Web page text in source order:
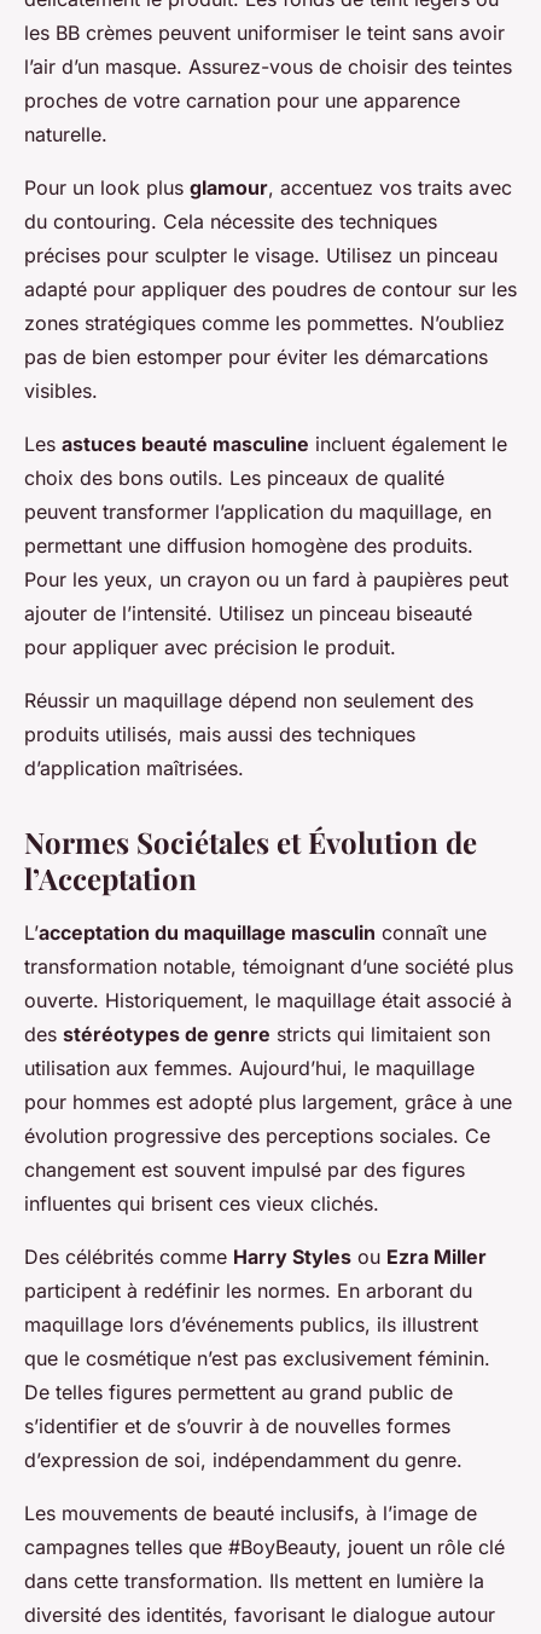
les BB crèmes peuvent uniformiser le teint sans avoir
l’air d’un masque. Assurez-vous de choisir des teintes
proches de votre carnation pour une apparence
naturelle.
Pour un look plus glamour, accentuez vos traits avec
du contouring. Cela nécessite des techniques
précises pour sculpter le visage. Utilisez un pinceau
adapté pour appliquer des poudres de contour sur les
zones stratégiques comme les pommettes. N’oubliez
pas de bien estomper pour éviter les démarcations
visibles.
Les astuces beauté masculine incluent également le
choix des bons outils. Les pinceaux de qualité
peuvent transformer l’application du maquillage, en
permettant une diffusion homogène des produits.
Pour les yeux, un crayon ou un fard à paupières peut
ajouter de l’intensité. Utilisez un pinceau biseauté
pour appliquer avec précision le produit.
Réussir un maquillage dépend non seulement des
produits utilisés, mais aussi des techniques
d’application maîtrisées.
Normes Sociétales et Évolution de
l’Acceptation
L’acceptation du maquillage masculin connaît une
transformation notable, témoignant d’une société plus
ouverte. Historiquement, le maquillage était associé à
des stéréotypes de genre stricts qui limitaient son
utilisation aux femmes. Aujourd’hui, le maquillage
pour hommes est adopté plus largement, grâce à une
évolution progressive des perceptions sociales. Ce
changement est souvent impulsé par des figures
influentes qui brisent ces vieux clichés.
Des célébrités comme Harry Styles ou Ezra Miller
participent à redéfinir les normes. En arborant du
maquillage lors d’événements publics, ils illustrent
que le cosmétique n’est pas exclusivement féminin.
De telles figures permettent au grand public de
s’identifier et de s’ouvrir à de nouvelles formes
d’expression de soi, indépendamment du genre.
Les mouvements de beauté inclusifs, à l’image de
campagnes telles que #BoyBeauty, jouent un rôle clé
dans cette transformation. Ils mettent en lumière la
diversité des identités, favorisant le dialogue autour